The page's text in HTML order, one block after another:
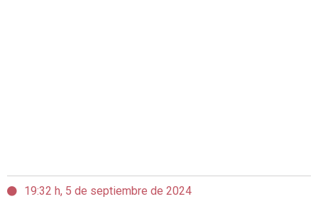
19:32 h, 5 de septiembre de 2024